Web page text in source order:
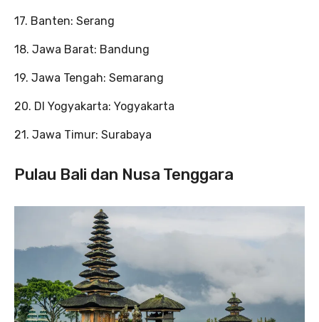
17. Banten: Serang
18. Jawa Barat: Bandung
19. Jawa Tengah: Semarang
20. DI Yogyakarta: Yogyakarta
21. Jawa Timur: Surabaya
Pulau Bali dan Nusa Tenggara